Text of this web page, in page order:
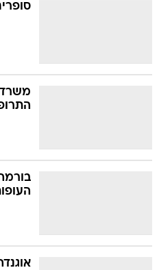
משרד
אוגנדה: 119 נדבקו בנגיף